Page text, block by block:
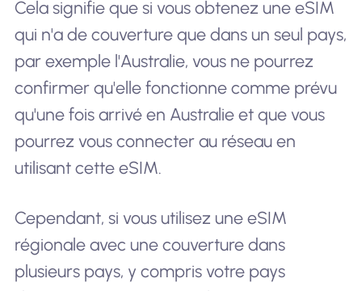
Cela signifie que si vous obtenez une eSIM
qui n'a de couverture que dans un seul pays,
par exemple l'Australie, vous ne pourrez
confirmer qu'elle fonctionne comme prévu
qu'une fois arrivé en Australie et que vous
pourrez vous connecter au réseau en
utilisant cette eSIM.
Cependant, si vous utilisez une eSIM
régionale avec une couverture dans
plusieurs pays, y compris votre pays